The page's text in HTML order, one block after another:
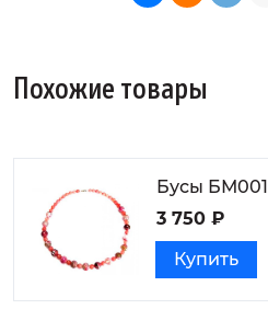
Похожие товары
Бусы БМ001
3 750 ₽
Купить